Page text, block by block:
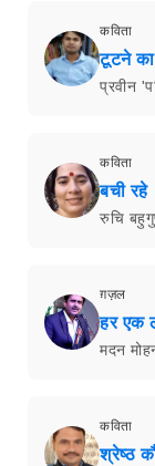
कविता
टूटने का
प्रवीन
कविता
बची रहे
रुचि
ग़ज़ल
हर एक
मदन
कविता
श्रेष्ठ